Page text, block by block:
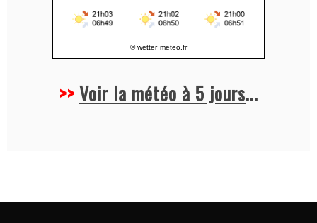
© wetter meteo.fr
>>Voir la météo à 5 jours...